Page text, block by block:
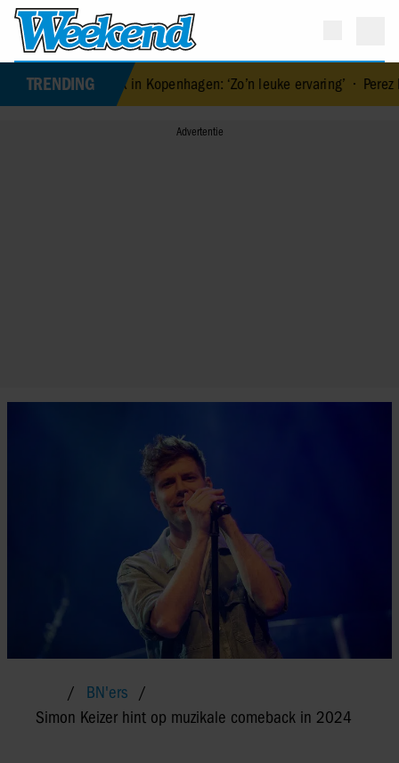
TRENDING
in Kopenhagen: ‘Zo’n leuke ervaring’•Perez Hilton moet
BN'ers
Simon Keizer hint op muzikale comeback in 2024